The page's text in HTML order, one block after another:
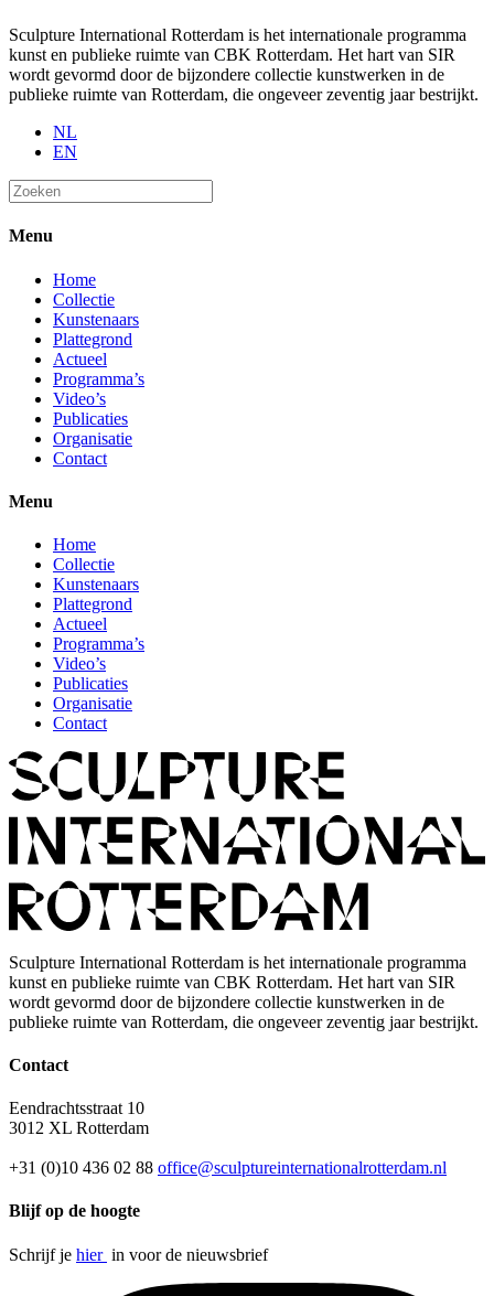
Sculpture International Rotterdam is het internationale programma
kunst en publieke ruimte van CBK Rotterdam. Het hart van SIR
wordt gevormd door de bijzondere collectie kunstwerken in de
publieke ruimte van Rotterdam, die ongeveer zeventig jaar bestrijkt.
NL
EN
Menu
Home
Collectie
Kunstenaars
Plattegrond
Actueel
Programma’s
Video’s
Publicaties
Organisatie
Contact
Menu
Home
Collectie
Kunstenaars
Plattegrond
Actueel
Programma’s
Video’s
Publicaties
Organisatie
Contact
Sculpture International Rotterdam is het internationale programma
kunst en publieke ruimte van CBK Rotterdam. Het hart van SIR
wordt gevormd door de bijzondere collectie kunstwerken in de
publieke ruimte van Rotterdam, die ongeveer zeventig jaar bestrijkt.
Contact
Eendrachtsstraat 10
3012 XL Rotterdam
+31 (0)10 436 02 88 office@sculptureinternationalrotterdam.nl
Blijf op de hoogte
Schrijf je hier in voor de nieuwsbrief